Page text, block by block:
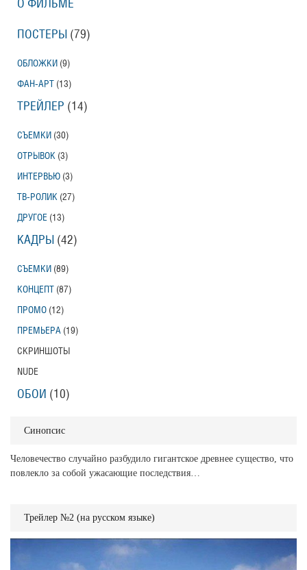
Синопсис
Человечество случайно разбудило гигантское древнее существо, что
повлекло за собой ужасающие последствия…
Трейлер №2 (на русском языке)
О ФИЛЬМЕ
ПОСТЕРЫ (79)
ОБЛОЖКИ (9)
ФАН-АРТ (13)
ТРЕЙЛЕР (14)
СЪЕМКИ (30)
ОТРЫВОК (3)
ИНТЕРВЬЮ (3)
ТВ-РОЛИК (27)
ДРУГОЕ (13)
КАДРЫ (42)
СЪЕМКИ (89)
КОНЦЕПТ (87)
ПРОМО (12)
ПРЕМЬЕРА (19)
СКРИНШОТЫ
NUDE
ОБОИ (10)